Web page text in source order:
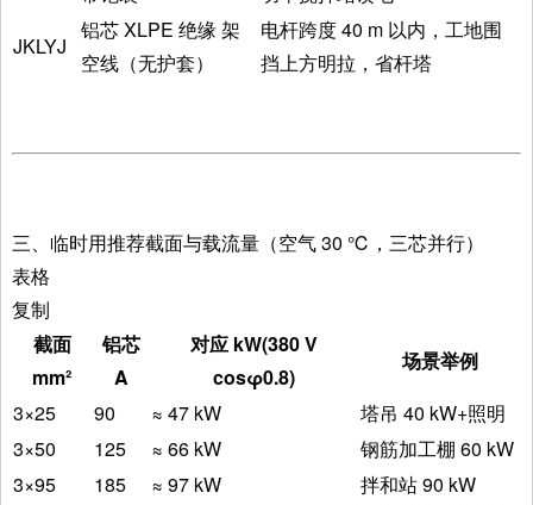
JKLYJ
铝芯 XLPE 绝缘 架
空线（无护套）
电杆跨度 40 m 以内，工地围
挡上方明拉，省杆塔
三、临时用推荐截面与载流量（空气 30 ℃，三芯并行）
表格
复制
截面
mm²
铝芯
A
对应 kW(380 V
cosφ0.8)
场景举例
3×25
90 ≈ 47 kW
塔吊 40 kW+照明
3×50
125 ≈ 66 kW
钢筋加工棚 60 kW
3×95
185 ≈ 97 kW
拌和站 90 kW